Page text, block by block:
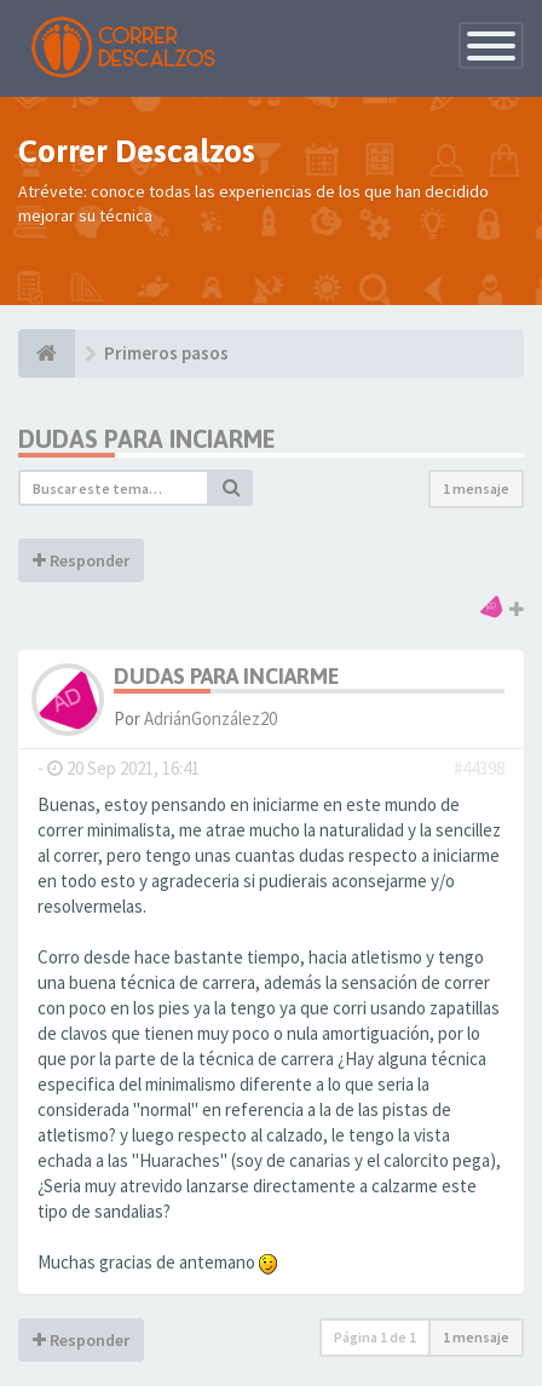
de
Correr Descalzos
Atrévete: conoce todas las experiencias de los que han decidido
mejorar su técnica
Primeros pasos
DUDAS PARA INCIARME
1 mensaje
Responder
DUDAS PARA INCIARME
PorAdriánGonzález20
- 20 Sep 2021, 16:41
#44398
Buenas, estoy pensando en iniciarme en este mundo de
correr minimalista, me atrae mucho la naturalidad y la sencillez
al correr, pero tengo unas cuantas dudas respecto a iniciarme
en todo esto y agradeceria si pudierais aconsejarme y/o
resolvermelas.
Corro desde hace bastante tiempo, hacia atletismo y tengo
una buena técnica de carrera, además la sensación de correr
con poco en los pies ya la tengo ya que corri usando zapatillas
de clavos que tienen muy poco o nula amortiguación, por lo
que por la parte de la técnica de carrera ¿Hay alguna técnica
especifica del minimalismo diferente a lo que seria la
considerada "normal" en referencia a la de las pistas de
atletismo? y luego respecto al calzado, le tengo la vista
echada a las "Huaraches" (soy de canarias y el calorcito pega),
¿Seria muy atrevido lanzarse directamente a calzarme este
tipo de sandalias?
Muchas gracias de antemano
Responder Página 1 de 1 1 mensaje